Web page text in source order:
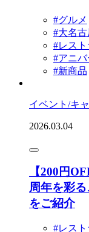
#グルメ
#大名
#レスト
#アニ
#新商品
イベント/キ
2026.03.04
【200円
周年を彩
をご紹介
#レスト